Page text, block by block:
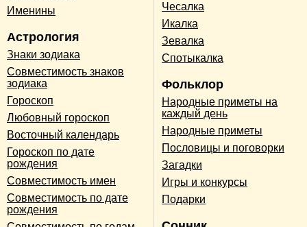
Именины
Астрология
Знаки зодиака
Совместимость знаков
зодиака
Гороскоп
Любовный гороскоп
Восточный календарь
Гороскоп по дате
рождения
Совместимость имен
Совместимость по дате
рождения
Чесалка
Икалка
Зевалка
Спотыкалка
Фольклор
Народные приметы на
каждый день
Народные приметы
Пословицы и поговорки
Загадки
Игры и конкурсы
Подарки